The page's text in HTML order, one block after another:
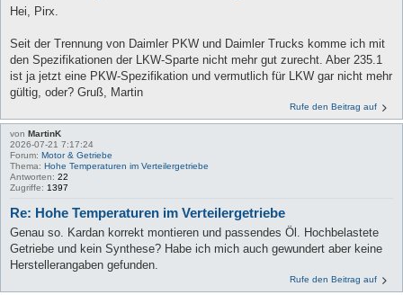
Hei, Pirx.
Seit der Trennung von Daimler PKW und Daimler Trucks komme ich mit
den Spezifikationen der LKW-Sparte nicht mehr gut zurecht. Aber 235.1
ist ja jetzt eine PKW-Spezifikation und vermutlich für LKW gar nicht mehr
gültig, oder? Gruß, Martin
Rufe den Beitrag auf
von MartinK
2026-07-21 7:17:24
Forum: Motor & Getriebe
Thema: Hohe Temperaturen im Verteilergetriebe
Antworten: 22
Zugriffe: 1397
Re: Hohe Temperaturen im Verteilergetriebe
Genau so. Kardan korrekt montieren und passendes Öl. Hochbelastete
Getriebe und kein Synthese? Habe ich mich auch gewundert aber keine
Herstellerangaben gefunden.
Rufe den Beitrag auf